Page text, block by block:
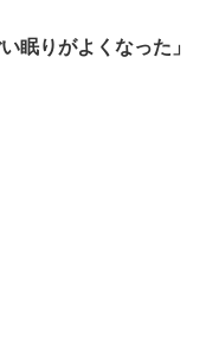
眠りがよくなった」